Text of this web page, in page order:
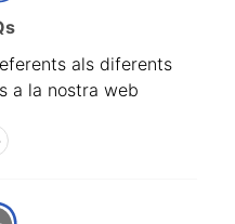
als diferents
a la nostra web